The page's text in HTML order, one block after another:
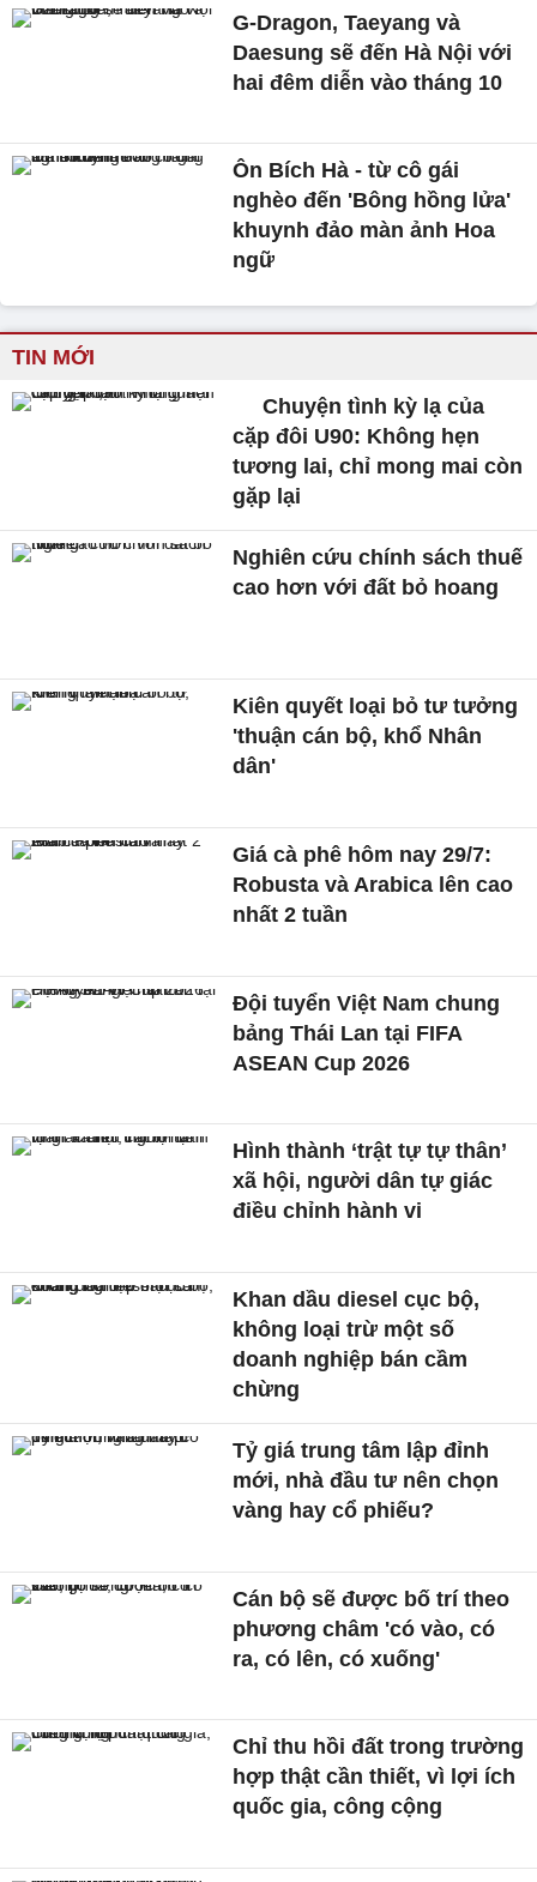
G-Dragon, Taeyang và
Daesung sẽ đến Hà Nội với
hai đêm diễn vào tháng 10
Ôn Bích Hà - từ cô gái
nghèo đến 'Bông hồng lửa'
khuynh đảo màn ảnh Hoa
ngữ
TIN MỚI
Chuyện tình kỳ lạ của
cặp đôi U90: Không hẹn
tương lai, chỉ mong mai còn
gặp lại
Nghiên cứu chính sách thuế
cao hơn với đất bỏ hoang
Kiên quyết loại bỏ tư tưởng
'thuận cán bộ, khổ Nhân
dân'
Giá cà phê hôm nay 29/7:
Robusta và Arabica lên cao
nhất 2 tuần
Đội tuyển Việt Nam chung
bảng Thái Lan tại FIFA
ASEAN Cup 2026
Hình thành ‘trật tự tự thân’
xã hội, người dân tự giác
điều chỉnh hành vi
Khan dầu diesel cục bộ,
không loại trừ một số
doanh nghiệp bán cầm
chừng
Tỷ giá trung tâm lập đỉnh
mới, nhà đầu tư nên chọn
vàng hay cổ phiếu?
Cán bộ sẽ được bố trí theo
phương châm 'có vào, có
ra, có lên, có xuống'
Chỉ thu hồi đất trong trường
hợp thật cần thiết, vì lợi ích
quốc gia, công cộng